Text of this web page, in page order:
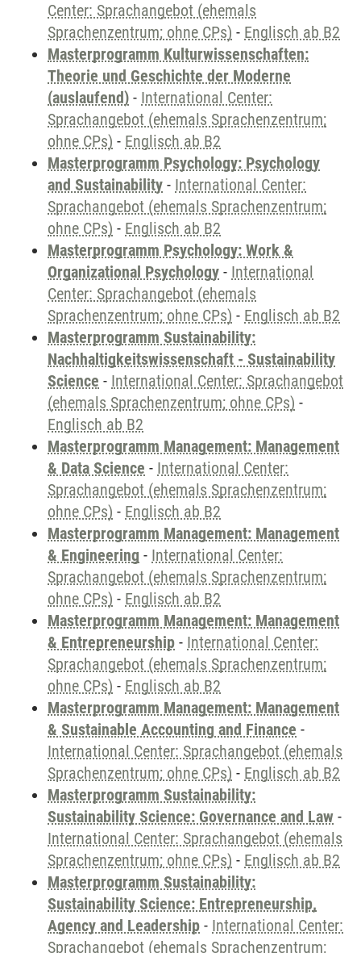
Center: Sprachangebot (ehemals
Sprachenzentrum; ohne CPs) - Englisch ab B2
Masterprogramm Kulturwissenschaften:
Theorie und Geschichte der Moderne
(auslaufend) - International Center:
Sprachangebot (ehemals Sprachenzentrum;
ohne CPs) - Englisch ab B2
Masterprogramm Psychology: Psychology
and Sustainability - International Center:
Sprachangebot (ehemals Sprachenzentrum;
ohne CPs) - Englisch ab B2
Masterprogramm Psychology: Work &
Organizational Psychology - International
Center: Sprachangebot (ehemals
Sprachenzentrum; ohne CPs) - Englisch ab B2
Masterprogramm Sustainability:
Nachhaltigkeitswissenschaft - Sustainability
Science - International Center: Sprachangebot
(ehemals Sprachenzentrum; ohne CPs) -
Englisch ab B2
Masterprogramm Management: Management
& Data Science - International Center:
Sprachangebot (ehemals Sprachenzentrum;
ohne CPs) - Englisch ab B2
Masterprogramm Management: Management
& Engineering - International Center:
Sprachangebot (ehemals Sprachenzentrum;
ohne CPs) - Englisch ab B2
Masterprogramm Management: Management
& Entrepreneurship - International Center:
Sprachangebot (ehemals Sprachenzentrum;
ohne CPs) - Englisch ab B2
Masterprogramm Management: Management
& Sustainable Accounting and Finance -
International Center: Sprachangebot (ehemals
Sprachenzentrum; ohne CPs) - Englisch ab B2
Masterprogramm Sustainability:
Sustainability Science: Governance and Law -
International Center: Sprachangebot (ehemals
Sprachenzentrum; ohne CPs) - Englisch ab B2
Masterprogramm Sustainability:
Sustainability Science: Entrepreneurship,
Agency and Leadership - International Center:
Sprachangebot (ehemals Sprachenzentrum;